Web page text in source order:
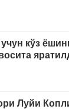
кўз
Луйи